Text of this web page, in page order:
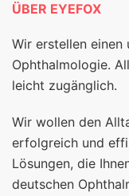
ÜBER EYEFOX
Wir erstellen
Ophthalmologie.
leicht zugänglich.
Wir wollen den
erfolgreich und
Lösungen, die
deutschen